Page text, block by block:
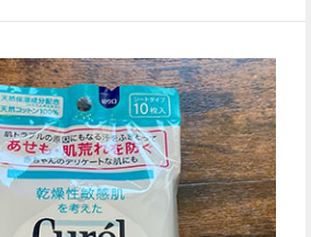
ワークスタイル
ファッション
SDGs